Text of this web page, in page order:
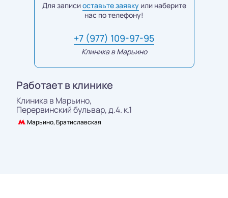
Для записиоставьте заявкуили наберите
нас по телефону!
+7 (977) 109-97-95
Клиника в Марьино
Работает в клинике
Клиника в Марьино,
Перервинский бульвар, д.4. к.1
Марьино, Братиславская